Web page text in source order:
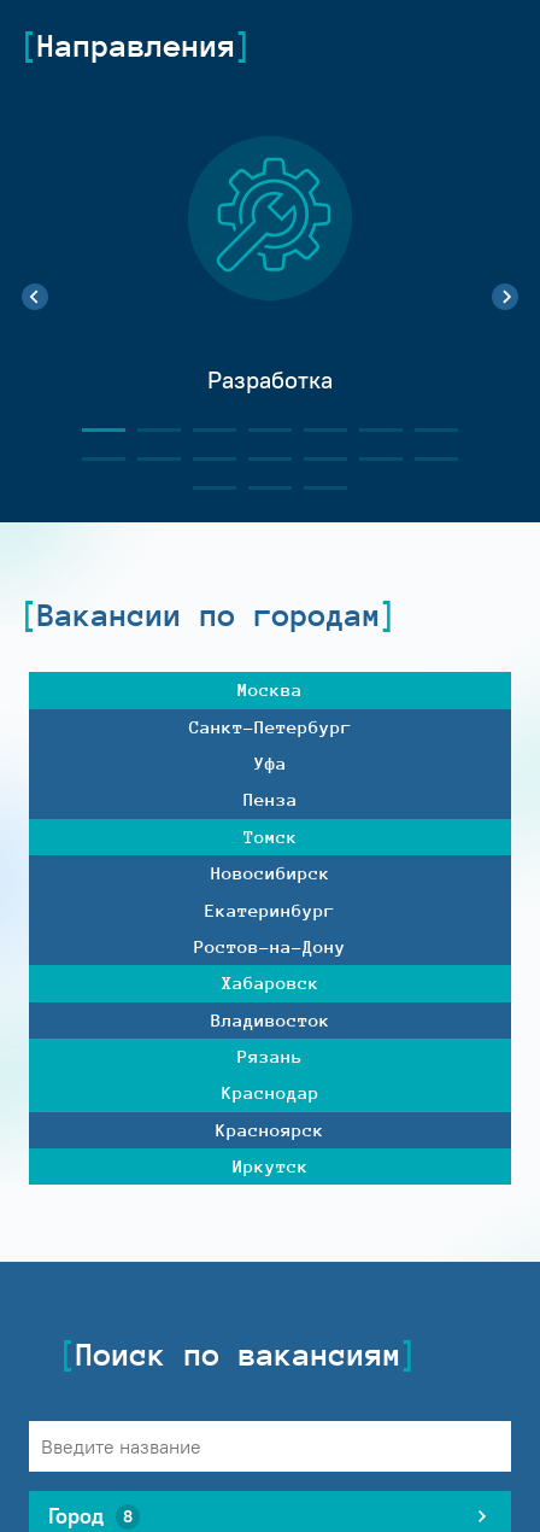
Направления
Разработка
Вакансии по городам
Москва
Санкт-Петербург
Уфа
Пенза
Томск
Новосибирск
Екатеринбург
Ростов-на-Дону
Хабаровск
Владивосток
Рязань
Краснодар
Красноярск
Иркутск
Поиск по вакансиям
Город 8